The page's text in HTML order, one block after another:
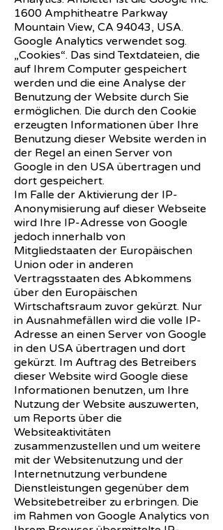
1600 Amphitheatre Parkway
Mountain View, CA 94043, USA.
Google Analytics verwendet sog.
„Cookies“. Das sind Textdateien, die
auf Ihrem Computer gespeichert
werden und die eine Analyse der
Benutzung der Website durch Sie
ermöglichen. Die durch den Cookie
erzeugten Informationen über Ihre
Benutzung dieser Website werden in
der Regel an einen Server von
Google in den USA übertragen und
dort gespeichert.
Im Falle der Aktivierung der IP-
Anonymisierung auf dieser Webseite
wird Ihre IP-Adresse von Google
jedoch innerhalb von
Mitgliedstaaten der Europäischen
Union oder in anderen
Vertragsstaaten des Abkommens
über den Europäischen
Wirtschaftsraum zuvor gekürzt. Nur
in Ausnahmefällen wird die volle IP-
Adresse an einen Server von Google
in den USA übertragen und dort
gekürzt. Im Auftrag des Betreibers
dieser Website wird Google diese
Informationen benutzen, um Ihre
Nutzung der Website auszuwerten,
um Reports über die
Websiteaktivitäten
zusammenzustellen und um weitere
mit der Websitenutzung und der
Internetnutzung verbundene
Dienstleistungen gegenüber dem
Websitebetreiber zu erbringen. Die
im Rahmen von Google Analytics von